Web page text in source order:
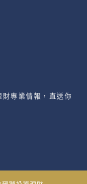
專業情報，直送你